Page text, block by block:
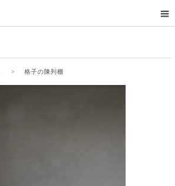
> 格子の陳列棚